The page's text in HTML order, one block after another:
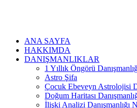
ANA SAYFA
HAKKIMDA
DANIŞMANLIKLAR
1 Yıllık Öngörü
Astro Şifa
Çocuk Ebeveyn Astrolojisi
Doğum Haritası
İlişki Analizi Danışmanlığı